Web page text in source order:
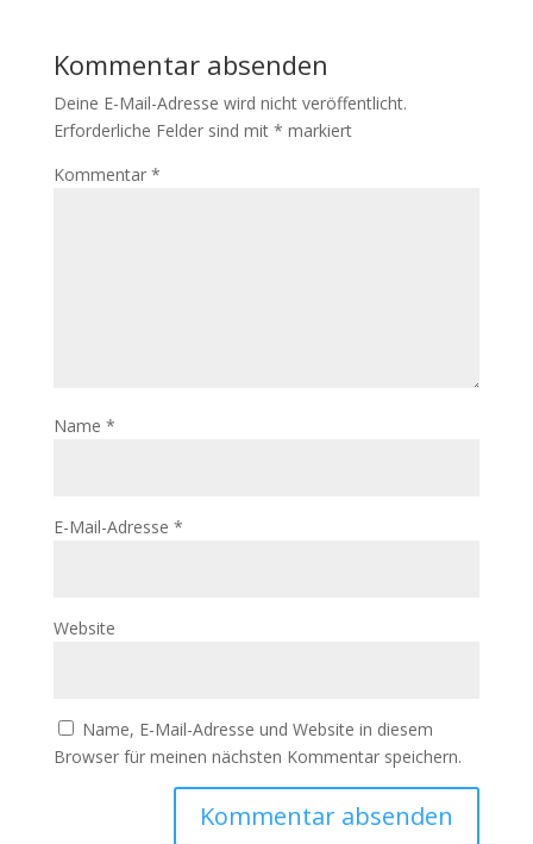
Kommentar absenden
Deine E-Mail-Adresse wird nicht veröffentlicht.
Erforderliche Felder sind mit * markiert
Kommentar *
Name *
E-Mail-Adresse *
Website
Name, E-Mail-Adresse und Website in diesem
Browser für meinen nächsten Kommentar speichern.